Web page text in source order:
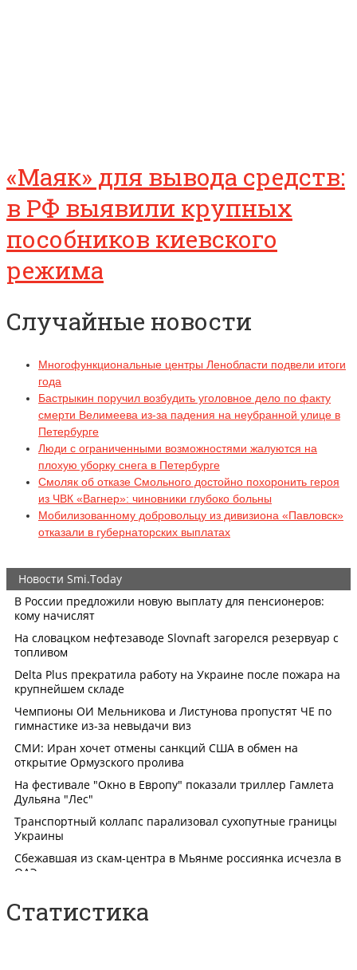
«Маяк» для вывода средств:
в РФ выявили крупных
пособников киевского
режима
Случайные новости
Многофункциональные центры Ленобласти подвели итоги
года
Бастрыкин поручил возбудить уголовное дело по факту
смерти Велимеева из-за падения на неубранной улице в
Петербурге
Люди с ограниченными возможностями жалуются на
плохую уборку снега в Петербурге
Смоляк об отказе Смольного достойно похоронить героя
из ЧВК «Вагнер»: чиновники глубоко больны
Мобилизованному добровольцу из дивизиона «Павловск»
отказали в губернаторских выплатах
Статистика